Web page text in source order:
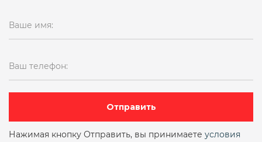
15кч19п ду32 ру16
15нж11бк 15нж13бк 15нж13бк ду6
Ваше имя:
Ваш телефон:
Отправить
Нажимая кнопку Отправить, вы принимаете условия